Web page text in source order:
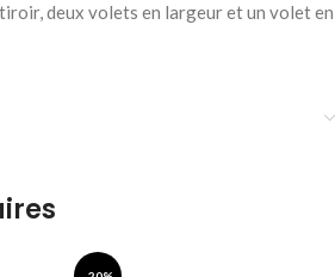
deux volets en largeur et un volet en